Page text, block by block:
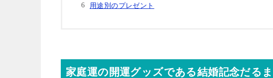
用途別のプレゼント
家庭運の開運グッズである結婚記念だるま